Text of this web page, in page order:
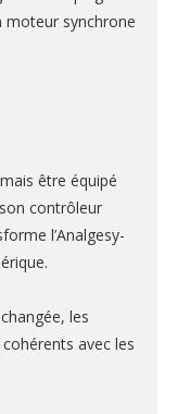
moteur synchrone
être équipé
contrôleur
l’Analgesy-
les
avec les